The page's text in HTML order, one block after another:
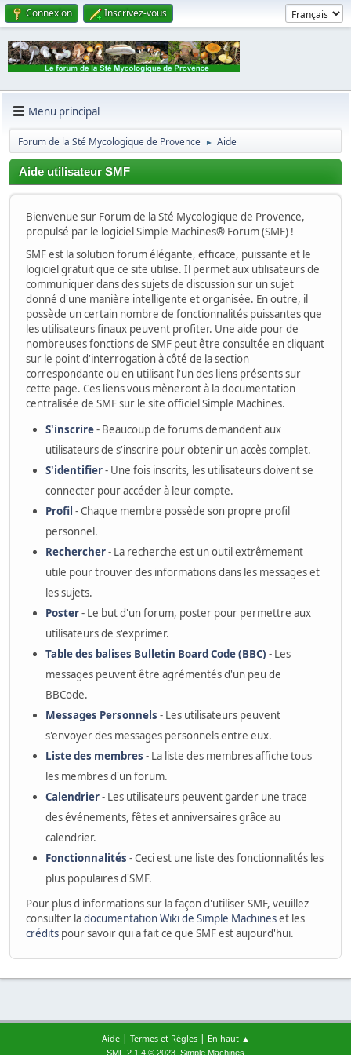
Connexion Inscrivez-vous
Menu principal
Forum de la Sté Mycologique de Provence ► Aide
Aide utilisateur SMF
Bienvenue sur Forum de la Sté Mycologique de Provence,
propulsé par le logiciel Simple Machines® Forum (SMF) !
SMF est la solution forum élégante, efficace, puissante et le
logiciel gratuit que ce site utilise. Il permet aux utilisateurs de
communiquer dans des sujets de discussion sur un sujet
donné d'une manière intelligente et organisée. En outre, il
possède un certain nombre de fonctionnalités puissantes que
les utilisateurs finaux peuvent profiter. Une aide pour de
nombreuses fonctions de SMF peut être consultée en cliquant
sur le point d'interrogation à côté de la section
correspondante ou en utilisant l'un des liens présents sur
cette page. Ces liens vous mèneront à la documentation
centralisée de SMF sur le site officiel Simple Machines.
S'inscrire- Beaucoup de forums demandent aux
utilisateurs de s'inscrire pour obtenir un accès complet.
S'identifier- Une fois inscrits, les utilisateurs doivent se
connecter pour accéder à leur compte.
Profil - Chaque membre possède son propre profil
personnel.
Rechercher- La recherche est un outil extrêmement
utile pour trouver des informations dans les messages et
les sujets.
Poster- Le but d'un forum, poster pour permettre aux
utilisateurs de s'exprimer.
Table des balises Bulletin Board Code (BBC) - Les
messages peuvent être agrémentés d'un peu de
BBCode.
Messages Personnels - Les utilisateurs peuvent
s'envoyer des messages personnels entre eux.
Liste des membres - La liste des membres affiche tous
les membres d'un forum.
Calendrier- Les utilisateurs peuvent garder une trace
des événements, fêtes et anniversaires grâce au
calendrier.
Fonctionnalités - Ceci est une liste des fonctionnalités les
plus populaires d'SMF.
Pour plus d'informations sur la façon d'utiliser SMF, veuillez
consulter ladocumentation Wiki de Simple Machineset les
crédits pour savoir qui a fait ce que SMF est aujourd'hui.
Aide| Termes et Règles| En haut ▲
SMF 2.1.4 © 2023 Simple Machines